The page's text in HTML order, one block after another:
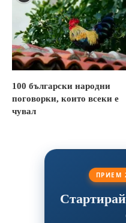
100 български народни
поговорки, които всеки е
чувал
ПРИЕМ